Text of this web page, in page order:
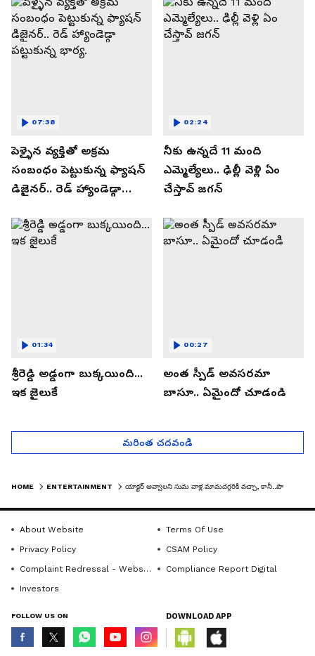
పెళ్ళైన వ్యక్తితో అక్రమ
సంబంధం పెట్టుకున్న ఫ్యాషన్
డిజైనర్.. రెడ్ హ్యాండెడ్గా
07:38
నీకు ఉన్నదే 11 మంది
ఎమ్మెల్యేలు.. ఢిల్లీ వెళ్లి ఏం
చేస్తావ్ జగన్
02:24
శ్రీరెడ్డి అడ్డంగా బుక్కయింది...
ఇక జైలుకే
01:34
అంత స్పీడ్ అవసరమా
బాసూ.. ఏమైందో చూడండి
00:27
మరింత చదవండి
HOME ENTERTAINMENT
About Website
Terms Of Use
Privacy Policy
CSAM Policy
Complaint Redressal - Website
Compliance Report Digital
Investors
FOLLOW US ON DOWNLOAD APP